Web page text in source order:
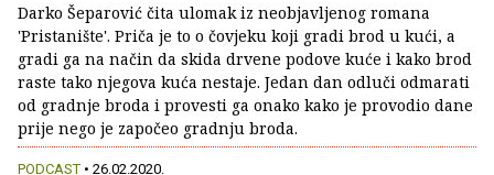
Darko Šeparović čita ulomak iz neobjavljenog romana
'Pristanište'. Priča je to o čovjeku koji gradi brod u kući, a
gradi ga na način da skida drvene podove kuće i kako brod
raste tako njegova kuća nestaje. Jedan dan odluči odmarati
od gradnje broda i provesti ga onako kako je provodio dane
prije nego je započeo gradnju broda.
PODCAST • 26.02.2020.